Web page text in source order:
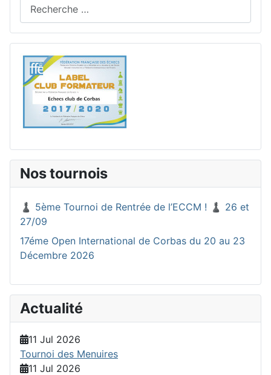
Nos tournois
♟️ 5ème Tournoi de Rentrée de l’ECCM ! ♟️ 26 et
27/09
17éme Open International de Corbas du 20 au 23
Décembre 2026
Actualité
11 Jul 2026
Tournoi des Menuires
11 Jul 2026